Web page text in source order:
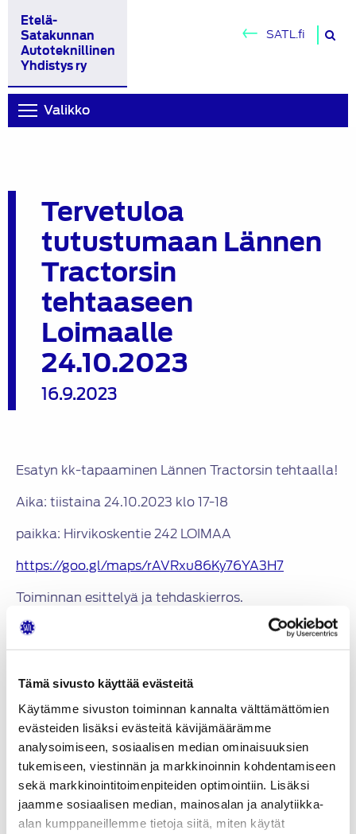
Tämä sivusto käyttää evästeitä
Käytämme sivuston toiminnan kannalta välttämättömien
evästeiden lisäksi evästeitä kävijämäärämme
analysoimiseen, sosiaalisen median ominaisuuksien
tukemiseen, viestinnän ja markkinoinnin kohdentamiseen
sekä markkinointitoimenpiteiden optimointiin. Lisäksi
jaamme sosiaalisen median, mainosalan ja analytiikka-
alan kumppaneillemme tietoja siitä, miten käytät
Etelä-
Satakunnan
Autoteknillinen
Yhdistys ry
SATL.fi
Valikko
Tervetuloa
tutustumaan Lännen
Tractorsin
tehtaaseen
Loimaalle
24.10.2023
16.9.2023
Esatyn kk-tapaaminen Lännen Tractorsin tehtaalla!
Aika: tiistaina 24.10.2023 klo 17-18
paikka: Hirvikoskentie 242 LOIMAA
https://goo.gl/maps/rAVRxu86Ky76YA3H7
Toiminnan esittelyä ja tehdaskierros.
Ilmoittautumiset:
pekkola.tapani@gmail.com
Heikki Parri 040 500 8860